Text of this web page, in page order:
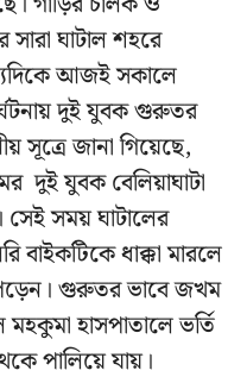
ঘাটাল শহরে
আজই সকালে
দুই যুবক গুরুতর
জানা গিয়েছে,
দুই যুবক বেলিয়াঘাটা
সেই সময় ঘাটালের
বাইকটিকে ধাক্কা মারলে
গুরুতর ভাবে জখম
মহকুমা হাসপাতালে ভর্তি
পালিয়ে যায়।